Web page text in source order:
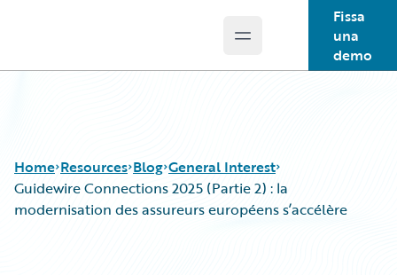
Open main menu
Fissa
una
demo
Home Resources Blog General Interest
Guidewire Connections 2025 (Partie 2) : la
modernisation des assureurs européens s’accélère